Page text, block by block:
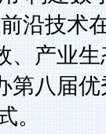
沿技术
、产业
第八届
。